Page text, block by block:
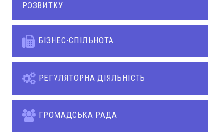
РОЗВИТКУ
БІЗНЕС-СПІЛЬНОТА
РЕГУЛЯТОРНА ДІЯЛЬНІСТЬ
ГРОМАДСЬКА РАДА